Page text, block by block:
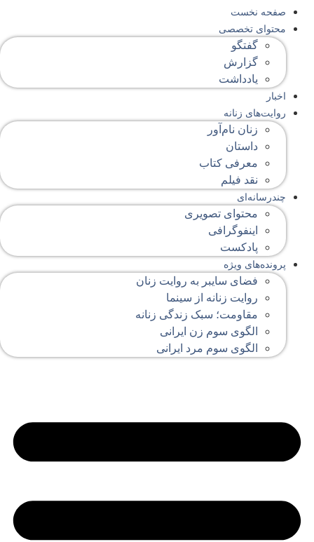
صفحه‌ نخست
محتوای‌ تخصصی
گفتگو
گزارش
یادداشت
اخبار
روایت‌های زنانه
زنان نام‌آور
داستان
معرفی کتاب
نقد فیلم
چندرسانه‌ای
محتوای تصویری
اینفوگرافی
پادکست
پرونده‌های ویژه
فضای سایبر به روایت زنان
روایت زنانه از سینما
مقاومت؛ سبک زندگی زنانه
الگوی سوم زن ایرانی
الگوی سوم مرد ایرانی